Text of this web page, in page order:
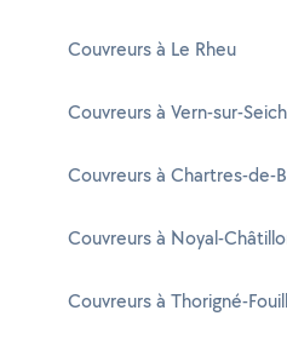
Couvreurs à Le Rheu
Couvreurs à Vern-sur-
Couvreurs à Chartres-de-
Couvreurs à Noyal-
Couvreurs à Thorigné-